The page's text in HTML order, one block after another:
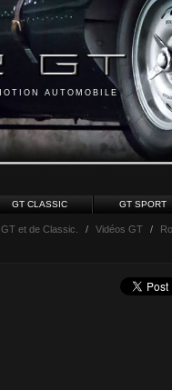
AUTOMOBILE
GT CLASSIC GT SPORT
et de Classic. / Vidéos GT /